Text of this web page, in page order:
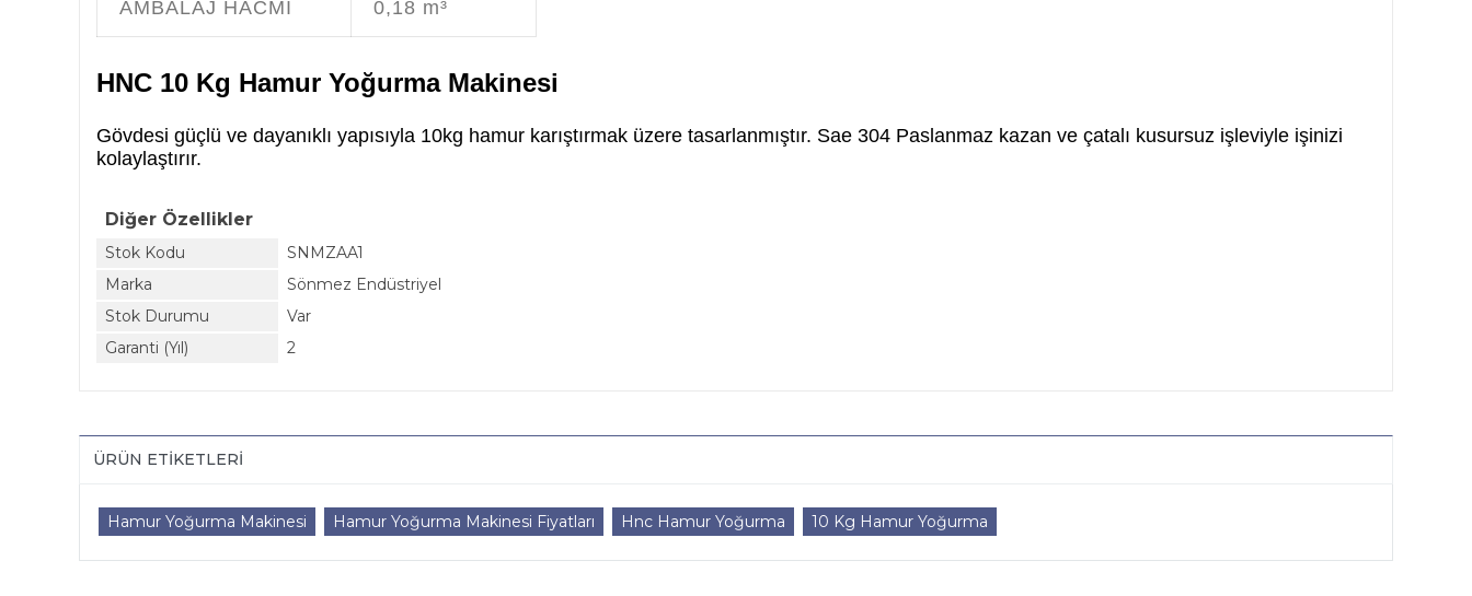
AMBALAJ HACMİ 0,18 m³
HNC 10 Kg Hamur Yoğurma Makinesi
Gövdesi güçlü ve dayanıklı yapısıyla 10kg hamur karıştırmak üzere tasarlanmıştır. Sae 304 Paslanmaz kazan ve çatalı kusursuz işleviyle işinizi
kolaylaştırır.
Diğer Özellikler
Stok Kodu
SNMZAA1
Marka
Sönmez Endüstriyel
Stok Durumu
Var
Garanti (Yıl)
2
ÜRÜN ETIKETLERI
Hamur Yoğurma Makinesi Hamur Yoğurma Makinesi Fiyatları Hnc Hamur Yoğurma 10 Kg Hamur Yoğurma